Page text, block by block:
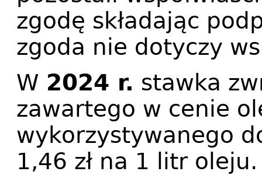
zgodę składając
zgoda nie dotyczy
W 2024 r. stawka
zawartego w cenie
wykorzystywanego
1,46 zł na 1 litr oleju.